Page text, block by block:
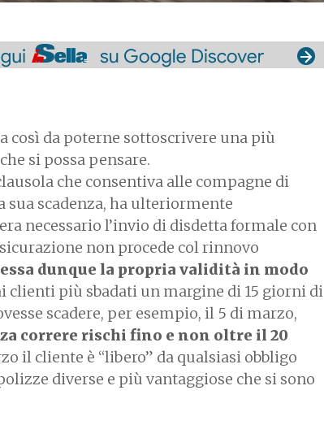
così da poterne sottoscrivere una più
si possa pensare.
che consentiva alle compagne di
scadenza, ha ulteriormente
necessario l’invio di disdetta formale con
non procede col rinnovo
dunque la propria validità in modo
clienti più sbadati un margine di 15 giorni di
scadere, per esempio, il 5 di marzo,
correre rischi fino e non oltre il 20
il cliente è “libero” da qualsiasi obbligo
diverse e più vantaggiose che si sono